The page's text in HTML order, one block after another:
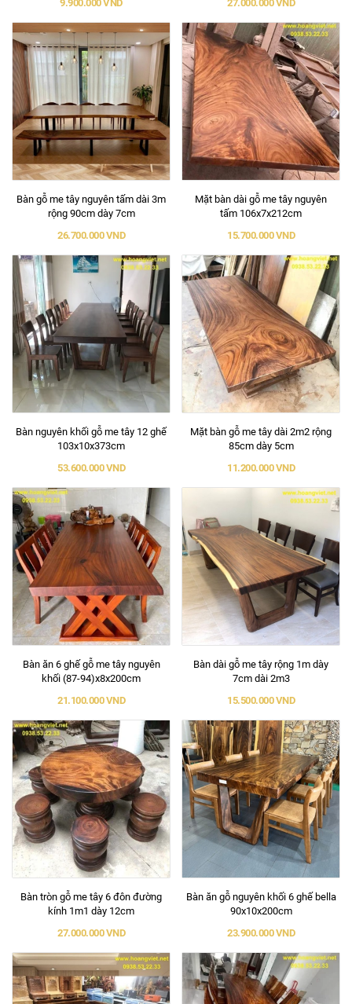
9.900.000 VND
27.000.000 VND
Bàn gỗ me tây nguyên tấm dài 3m
rộng 90cm dày 7cm
26.700.000 VND
Mặt bàn dài gỗ me tây nguyên
tấm 106x7x212cm
15.700.000 VND
Bàn nguyên khối gỗ me tây 12 ghế
103x10x373cm
53.600.000 VND
Mặt bàn gỗ me tây dài 2m2 rộng
85cm dày 5cm
11.200.000 VND
Bàn ăn 6 ghế gỗ me tây nguyên
khối (87-94)x8x200cm
21.100.000 VND
Bàn dài gỗ me tây rộng 1m dày
7cm dài 2m3
15.500.000 VND
Bàn tròn gỗ me tây 6 đôn đường
kính 1m1 dày 12cm
27.000.000 VND
Bàn ăn gỗ nguyên khối 6 ghế bella
90x10x200cm
23.900.000 VND